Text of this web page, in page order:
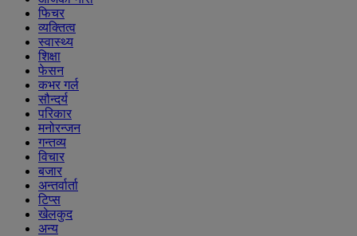
फिचर
व्यक्तित्व
स्वास्थ्य
शिक्षा
फेसन
कभर गर्ल
सौन्दर्य
परिकार
मनोरन्जन
गन्तव्य
विचार
बजार
अन्तर्वार्ता
टिप्स
खेलकुद
अन्य